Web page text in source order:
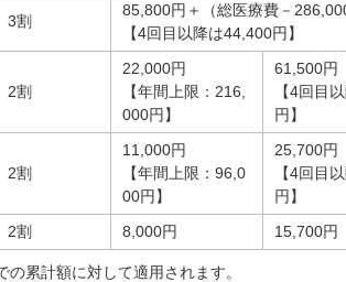
3割
85,800円＋（総医療費－
【4回目以降は44,400円】
2割
22,000円
【年間上限：216,
000円】
61,500円
【4回目
円】
2割
11,000円
【年間上限：96,0
00円】
25,700円
【4回目
円】
2割 8,000円 15,700円
累計額に対して適用されます。